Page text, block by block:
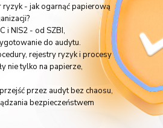
ryzyk - jak ogarnąć papierową
i NIS2 - od SZBI,
do audytu.
rejestry ryzyk i procesy
nie tylko na papierze,
przez audyt bez chaosu,
bezpieczeństwem